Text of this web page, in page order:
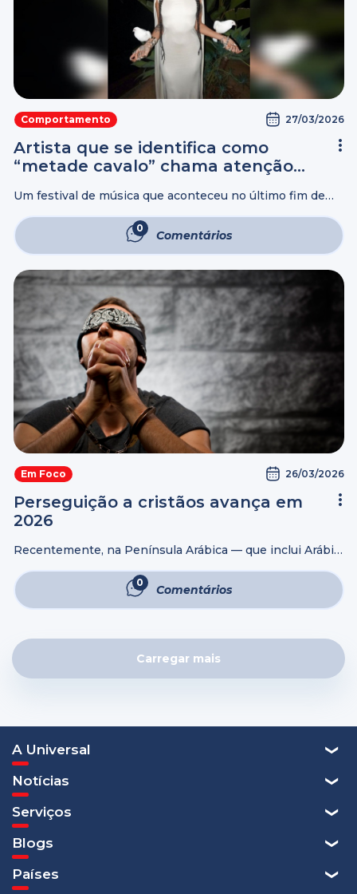
Comportamento 27/03/2026
Artista que se identifica como
“metade cavalo” chama atenção
Um festival de música que aconteceu no último fim de
chama a atenção por seu estilo incomum. Na última
sexta-feira (20), o evento ...
0 Comentários
Em Foco 26/03/2026
Perseguição a cristãos avança em
2026
Recentemente, na Península Arábica — que inclui Arábia
Qatar e Iêmen — a mãe proibiu uma adolescente de 16
anos de estudar o ...
0 Comentários
Carregar mais
A Universal
Notícias
Serviços
Blogs
Países